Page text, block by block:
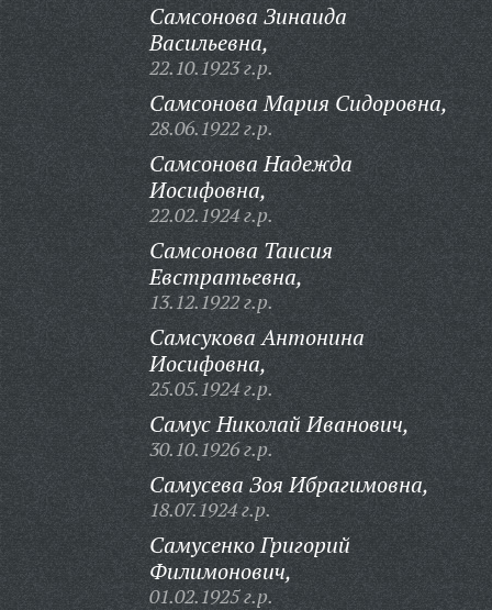
Самсонова Зинаида
Васильевна,
22.10.1923 г.р.
Самсонова Мария Сидоровна,
28.06.1922 г.р.
Самсонова Надежда
Иосифовна,
22.02.1924 г.р.
Самсонова Таисия
Евстратьевна,
13.12.1922 г.р.
Самсукова Антонина
Иосифовна,
25.05.1924 г.р.
Самус Николай Иванович,
30.10.1926 г.р.
Самусева Зоя Ибрагимовна,
18.07.1924 г.р.
Самусенко Григорий
Филимонович,
01.02.1925 г.р.